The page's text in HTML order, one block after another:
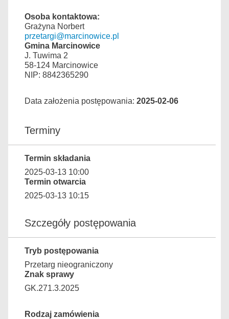
Osoba kontaktowa:
Grażyna Norbert
przetargi@marcinowice.pl
Gmina Marcinowice
J. Tuwima 2
58-124 Marcinowice
NIP: 8842365290
Data założenia postępowania: 2025-02-06
Terminy
Termin składania
2025-03-13 10:00
Termin otwarcia
2025-03-13 10:15
Szczegóły postępowania
Tryb postępowania
Przetarg nieograniczony
Znak sprawy
GK.271.3.2025
Rodzaj zamówienia